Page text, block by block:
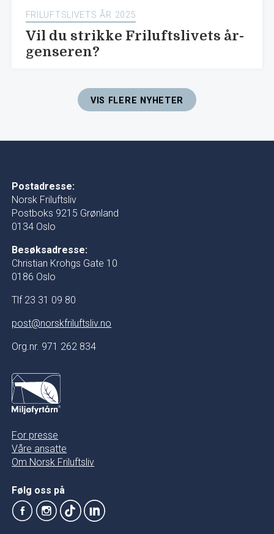
FRILUFTSLIVETS ÅR 2025
Vil du strikke Friluftslivets år-
genseren?
VIS FLERE NYHETER
Postadresse:
Norsk Friluftsliv
Postboks 9215 Grønland
0134 Oslo
Besøksadresse:
Christian Krohgs Gate 10
0186 Oslo
Tlf 23 31 09 80
post@norskfriluftsliv.no
Org.nr. 971 262 834
For presse
Våre ansatte
Om Norsk Friluftsliv
Følg oss på